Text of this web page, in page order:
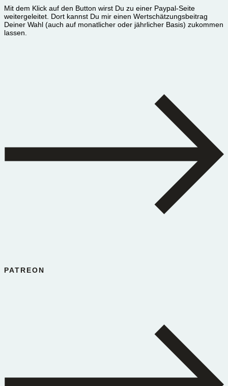
Mit dem Klick auf den Button wirst Du zu einer Paypal-Seite
weitergeleitet. Dort kannst Du mir einen Wertschätzungsbeitrag
Deiner Wahl (auch auf monatlicher oder jährlicher Basis) zukommen
lassen.
PATREON